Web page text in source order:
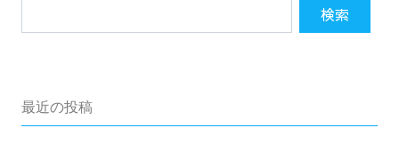
最近の投稿